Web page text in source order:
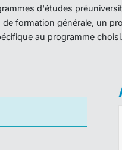
d'études
formation générale, un
au programme